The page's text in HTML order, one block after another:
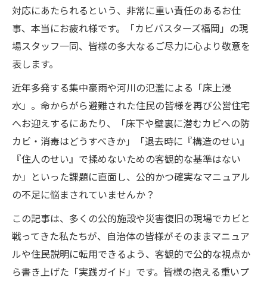
対応にあたられるという、非常に重い責任のあるお仕
事、本当にお疲れ様です。「カビバスターズ福岡」の現
場スタッフ一同、皆様の多大なるご尽力に心より敬意を
表します。
近年多発する集中豪雨や河川の氾濫による「床上浸
水」。命からがら避難された住民の皆様を再び公営住宅
へお迎えするにあたり、「床下や壁裏に潜むカビへの防
カビ・消毒はどうすべきか」「退去時に『構造のせい』
『住人のせい』で揉めないための客観的な基準はない
か」といった課題に直面し、公的かつ確実なマニュアル
の不足に悩まされていませんか？
この記事は、多くの公的施設や災害復旧の現場でカビと
戦ってきた私たちが、自治体の皆様がそのままマニュア
ルや住民説明に転用できるよう、客観的で公的な視点か
ら書き上げた「実践ガイド」です。皆様の抱える重いプ